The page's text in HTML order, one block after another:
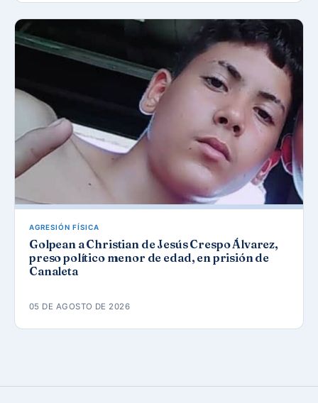
AGRESIÓN FÍSICA
Golpean a Christian de Jesús Crespo Álvarez,
preso político menor de edad, en prisión de
Canaleta
05 DE AGOSTO DE 2026